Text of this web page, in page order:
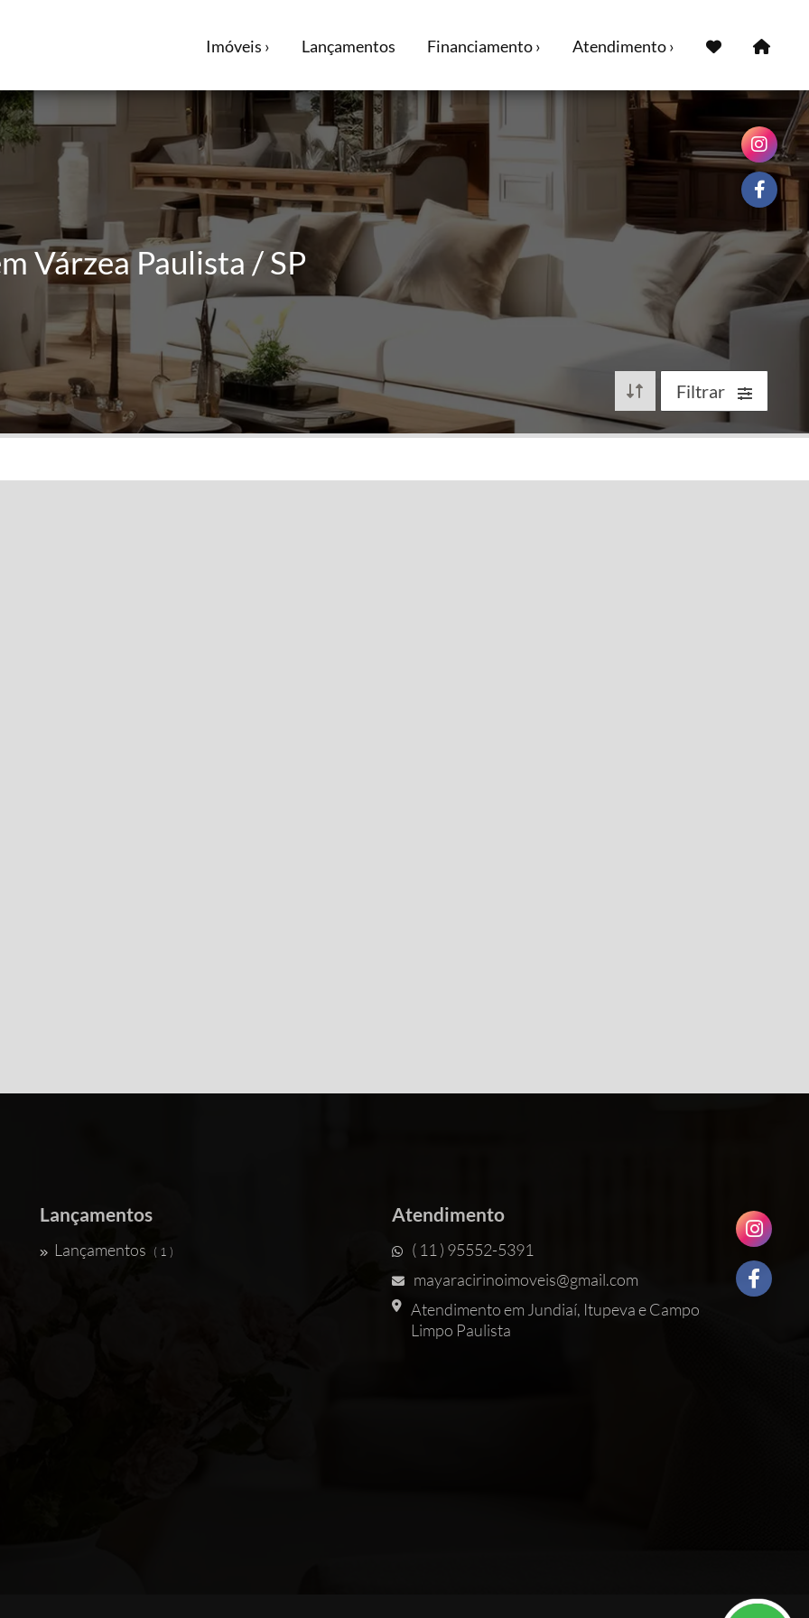
Imóveis › Lançamentos Financiamento › Atendimento ›
Várzea Paulista / SP
Filtrar
Lançamentos
Lançamentos ( 1 )
Atendimento
( 11 ) 95552-5391
mayaracirinoimoveis@gmail.com
Atendimento em Jundiaí, Itupeva e Campo
Limpo Paulista